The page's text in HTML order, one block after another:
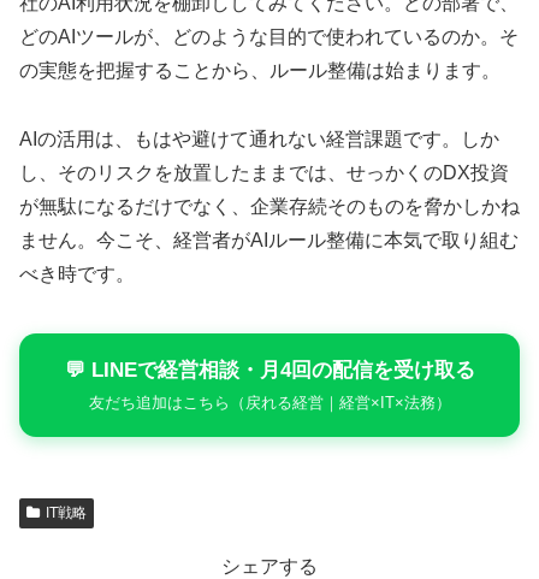
どのAIツールが、どのような目的で使われているのか。そ
の実態を把握することから、ルール整備は始まります。
AIの活用は、もはや避けて通れない経営課題です。しか
し、そのリスクを放置したままでは、せっかくのDX投資
が無駄になるだけでなく、企業存続そのものを脅かしかね
ません。今こそ、経営者がAIルール整備に本気で取り組む
べき時です。
💬 LINEで経営相談・月4回の配信を受け取る
友だち追加はこちら（戻れる経営｜経営×IT×法務）
IT戦略
シェアする